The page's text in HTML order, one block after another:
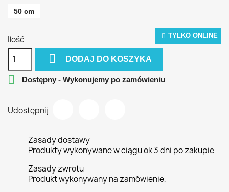
TYLKO ONLINE
50 cm
Ilość
 DODAJ DO KOSZYKA
 Dostępny - Wykonujemy po zamówieniu
Udostępnij
Zasady dostawy
Produkty wykonywane w ciągu ok 3 dni po zakupie
Zasady zwrotu
Produkt wykonywany na zamówienie,